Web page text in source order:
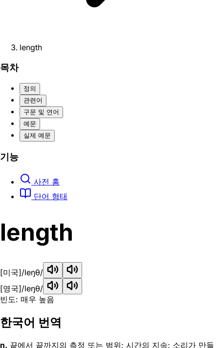
length
목차
정의
관련어
구문 및 연어
예문
실제 예문
기능
사전 홈
단어 형태
length
[미국]/leŋθ/
[영국]/leŋθ/
빈도: 매우 높음
한국어 번역
n. 끝에서 끝까지의 측정 또는 범위; 시간의 지속; 소리가 만들